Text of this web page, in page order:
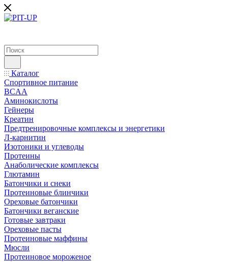
Каталог
Спортивное питание
BCAA
Аминокислоты
Гейнеры
Креатин
Предтренировочные комплексы и энергетики
Л-карнитин
Изотоники и углеводы
Протеины
Анаболические комплексы
Глютамин
Батончики и снеки
Протеиновые блинчики
Ореховые батончики
Батончики веганские
Готовые завтраки
Ореховые пасты
Протеиновые маффины
Мюсли
Протеиновое мороженое